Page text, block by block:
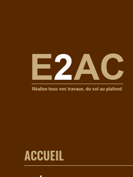
ACCUEIL